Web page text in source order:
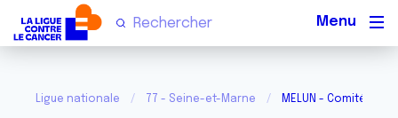
Ligue nationale 77 - Seine-et-Marne MELUN - Comité